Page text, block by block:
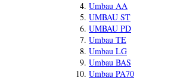
Umbau AA
UMBAU ST
UMBAU PD
Umbau TE
Umbau LG
Umbau BAS
Umbau PA70